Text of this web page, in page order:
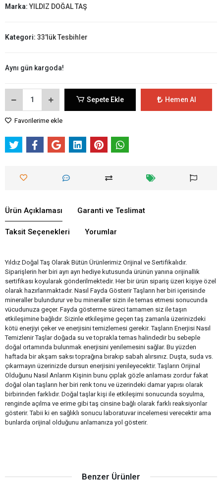
Marka:YILDIZ DOĞAL TAŞ
Kategori: 33'lük Tesbihler
Aynı gün kargoda!
Sepete Ekle Hemen Al
Favorilerime ekle
Ürün Açıklaması Garanti ve Teslimat
Taksit Seçenekleri Yorumlar
Yıldız Doğal Taş Olarak Bütün Ürünlerimiz Orijinal ve Sertifikalıdır.
Siparişlerin her biri ayrı ayrı hediye kutusunda ürünün yanına orijinallik
sertifikası koyularak gönderilmektedir. Her bir ürün sipariş üzeri kişiye özel
olarak hazırlanmaktadır. Nasıl Fayda Gösterir Taşların her biri içerisinde
mineraller bulundurur ve bu mineraller sizin ile temas etmesi sonucunda
vücudunuza geçer. Fayda gösterme süreci tamamen siz ile taşın
etkileşimine bağlıdır. Sizinle etkileşime geçen taş zamanla üzerinizdeki
kötü enerjiyi çeker ve enerjisini temizlemesi gerekir. Taşların Enerjisi Nasıl
Temizlenir Taşlar doğada su ve toprakla temas halindedir bu sebeple
doğal ortamında bulunmak enerjisini yenilemesini sağlar. Bu yüzden
haftada bir akşam saksı toprağına bırakıp sabah alırsınız. Duşta, suda vs.
çıkarmayın üzerinizde dursun enerjisini yenileyecektir. Taşların Orijinal
Olduğunu Nasıl Anlarım Kişinin bunu çıplak gözle anlaması zordur fakat
doğal olan taşların her biri renk tonu ve üzerindeki damar yapısı olarak
birbirinden farklıdır. Doğal taşlar kişi ile etkileşimi sonucunda soyulma,
renginde açılma ve erime gibi taş cinsine bağlı olarak farklı reaksiyonlar
gösterir. Tabii ki en sağlıklı sonucu laboratuvar incelemesi verecektir ama
bunlarda orijinal olduğunu anlamanıza yol gösterir.
Benzer Ürünler